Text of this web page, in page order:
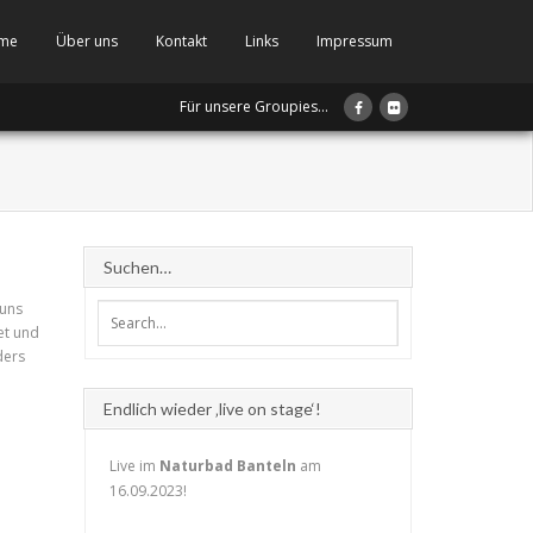
Über uns Kontakt Links Impressum
Für unsere Groupies...
und
Suchen…
Endlich wieder ‚live on stage‘!
Live im Naturbad Banteln am
16.09.2023!